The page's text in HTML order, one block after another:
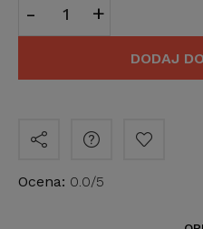
- +
DODAJ
Ocena: 0.0/5